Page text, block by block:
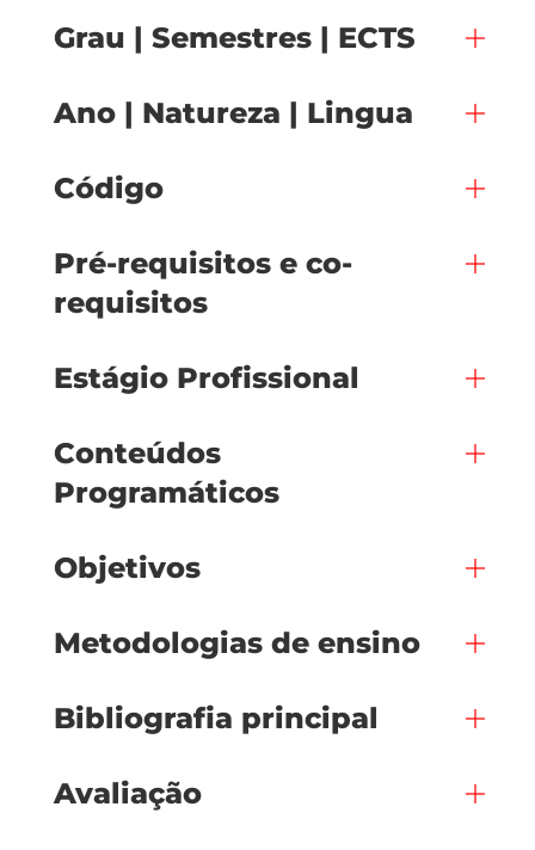
Grau | Semestres | ECTS
Ano | Natureza | Lingua
Código
Pré-requisitos e co-
requisitos
Estágio Profissional
Conteúdos
Programáticos
Objetivos
Metodologias de ensino
Bibliografia principal
Avaliação